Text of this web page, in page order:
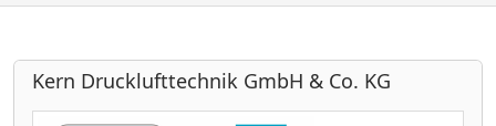
Kern Drucklufttechnik GmbH & Co. KG